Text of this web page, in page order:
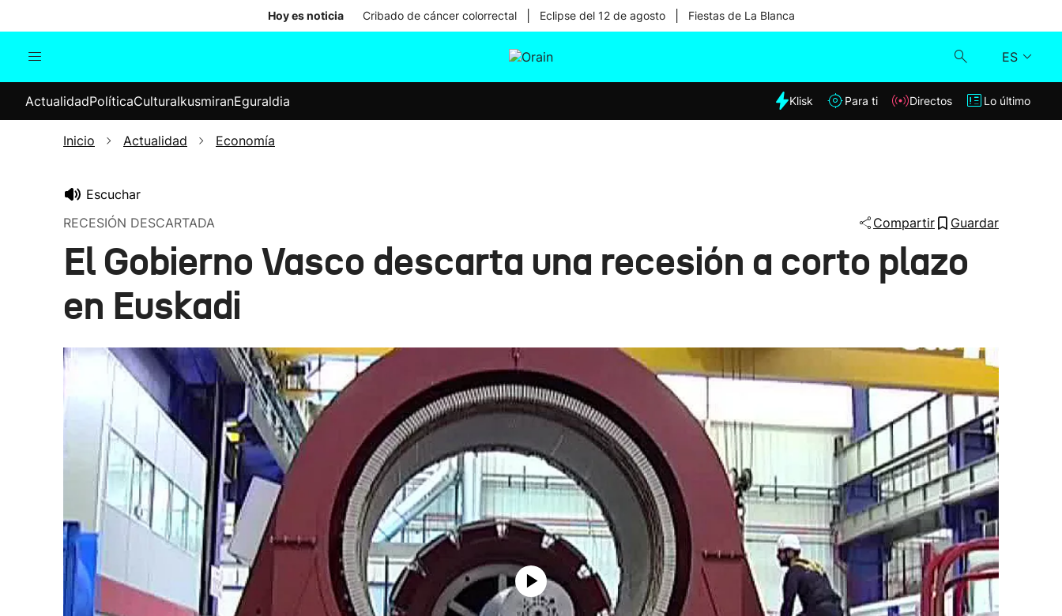
Hoy es noticia Cribado de cáncer colorrectal Eclipse del 12 de agosto Fiestas de La Blanca
ES
Internacional
Elecciones
Klisk
Lo último
ActualidadPolíticaCulturaIkusmiranEguraldia Klisk Para ti Directos Lo último
Inicio Actualidad Economía
Escuchar
RECESIÓN DESCARTADA
Compartir Guardar
El Gobierno Vasco descarta una recesión a corto plazo
en Euskadi